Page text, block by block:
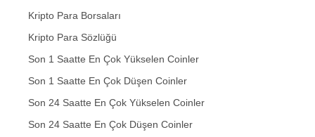
Kripto Para Borsaları
Kripto Para Sözlüğü
Son 1 Saatte En Çok Yükselen Coinler
Son 1 Saatte En Çok Düşen Coinler
Son 24 Saatte En Çok Yükselen Coinler
Son 24 Saatte En Çok Düşen Coinler